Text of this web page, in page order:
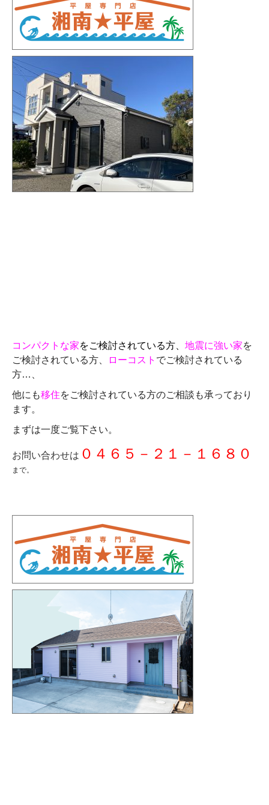
コンパクトな家をご検討されている方、 地震に強い家を
ご検討されている方、
ローコスト でご検討されている
方…、
他にも移住をご検討されている方のご相談も承っており
ます。
まずは一度ご覧下さい。
お問い合わせは ０４６５－２１－１６８０
まで。